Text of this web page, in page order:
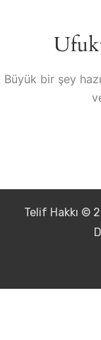
Büyük bir şey
Telif Hakkı ©